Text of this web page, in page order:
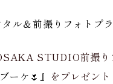
ル＆前撮りフォトプ
STUDIO前撮り
ーケ🌷』 をプレゼント